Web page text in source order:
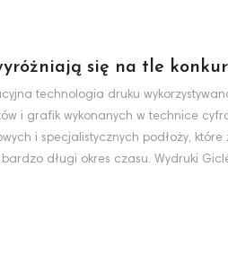
się na tle
technologia druku
i grafik wykonanych w technice
i specjalistycznych podłoży,
długi okres czasu. Wydruki